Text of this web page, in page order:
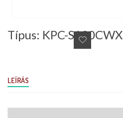
Típus: KPC-S190CWX
LEÍRÁS